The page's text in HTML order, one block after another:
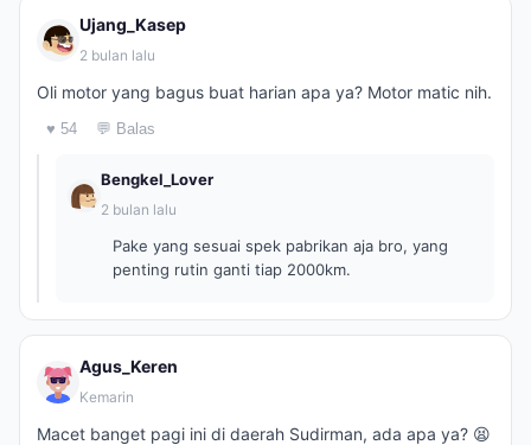
Ujang_Kasep
2 bulan lalu
Oli motor yang bagus buat harian apa ya? Motor matic nih.
♥ 54 💬 Balas
Bengkel_Lover
2 bulan lalu
Pake yang sesuai spek pabrikan aja bro, yang
penting rutin ganti tiap 2000km.
Agus_Keren
Kemarin
Macet banget pagi ini di daerah Sudirman, ada apa ya? 😫